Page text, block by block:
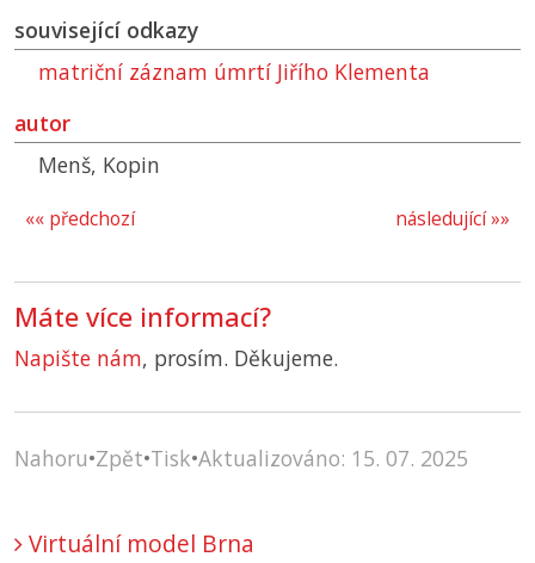
související odkazy
matriční záznam úmrtí Jiřího Klementa
autor
Menš, Kopin
následující »»
«« předchozí
Máte více informací?
Napište nám, prosím. Děkujeme.
Nahoru•Zpět•Tisk•Aktualizováno: 15. 07. 2025
Virtuální model Brna